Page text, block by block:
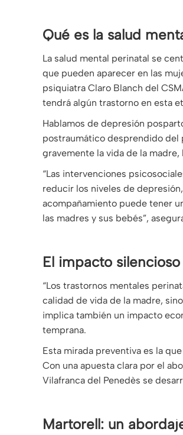
Qué es la salud
La salud mental perinatal se
que pueden aparecer en las
psiquiatra Claro Blanch del
tendrá algún trastorno en esta
Hablamos de depresión
postraumático desprendido del
gravemente la vida de la
“Las intervenciones
reducir los niveles de
acompañamiento puede tener
las madres y sus bebés”,
El impacto silencioso
“Los trastornos mentales
calidad de vida de la madre,
implica también un impacto
temprana.
Esta mirada preventiva es la
Con una apuesta clara por el
Vilafranca del Penedès se
Martorell: un